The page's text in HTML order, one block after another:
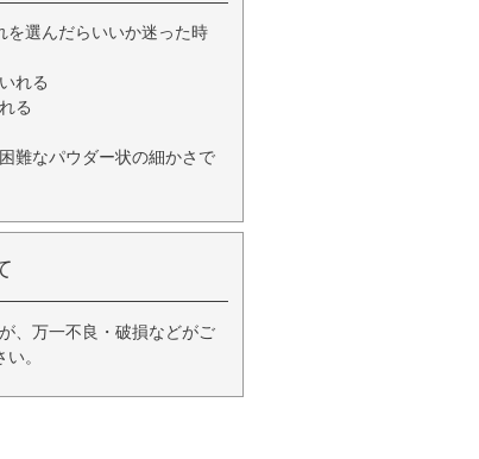
を選んだらいいか迷った時
れる
る
難なパウダー状の細かさで
、万一不良・破損などがご
。